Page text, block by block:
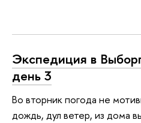
Экспедиция в
день 3
Во вторник погода не
дождь, дул ветер, из дома